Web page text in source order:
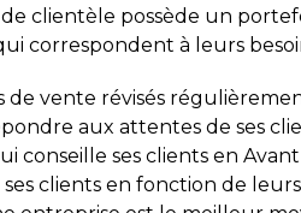
clientèle possède un
correspondent à leurs
de vente révisés
aux attentes de ses
conseille ses clients en
clients en fonction de